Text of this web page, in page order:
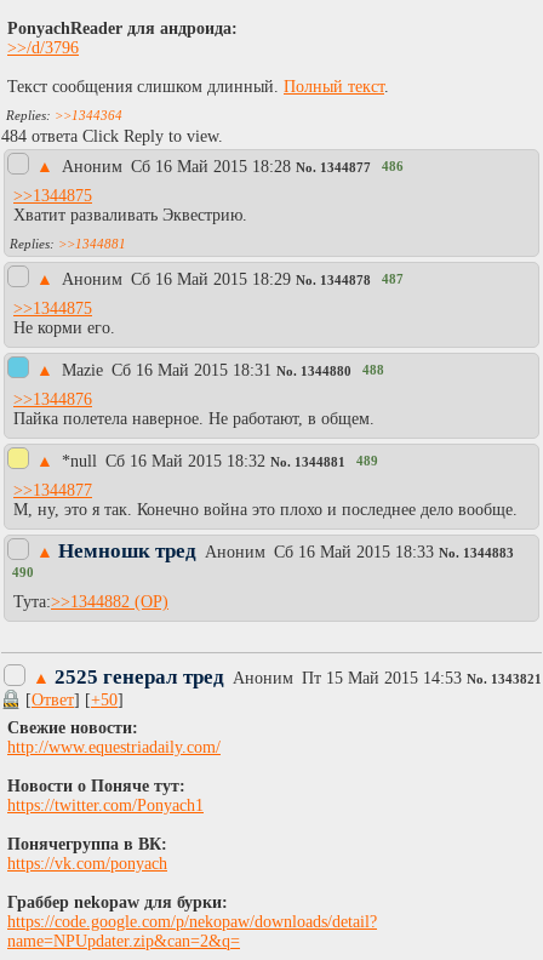
PonyachReader для андроида:
>>/d/3796
Текст сообщения слишком длинный. Полный текст.
>>1344364
484 ответа Click Reply to view.
▲
Аноним Сб 16 Май 2015 18:28 No. 1344877 486
>>1344875
Хватит разваливать Эквестрию.
>>1344881
▲ Аноним Сб 16 Май 2015 18:29 No. 1344878 487
>>1344875
Не корми его.
▲ Mazie Сб 16 Май 2015 18:31 No. 1344880 488
>>1344876
Пайка полетела наверное. Не работают, в общем.
▲ *null Сб 16 Май 2015 18:32 No. 1344881 489
>>1344877
М, ну, это я так. Конечно война это плохо и последнее дело вообще.
▲ Немношк тред Аноним Сб 16 Май 2015 18:33 No. 1344883
490
Тута:>>1344882
▲ 2525 генерал тред Аноним Пт 15 Май 2015 14:53 No. 1343821
[Ответ] [+50]
Свежие новости:
http://www.equestriadaily.com/
Новости о Поняче тут:
https://twitter.com/Ponyach1
Понячегруппа в ВК:
https://vk.com/ponyach
Граббер nekopaw для бурки:
https://code.google.com/p/nekopaw/downloads/detail?
name=NPUpdater.zip&can=2&q=